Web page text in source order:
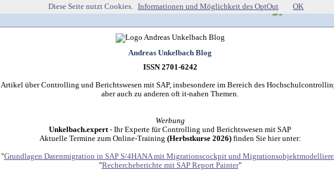
Andreas Unkelbach Blog
ISSN 2701-6242
Artikel über Controlling und Berichtswesen mit SAP, insbesondere im Bereich des
aber auch zu anderen oft it-nahen Themen.
Werbung
Unkelbach.expert- Ihr Experte für Controlling und Berichtswesen mit SAP
Aktuelle Termine zum Online-Training (Herbstkurse 2026)finden Sie hier unter:
"Grundlagen Datenmigration in SAP S/4HANA mit Migrationscockpit und
"Rechercheberichte mit SAP Report Painter"
Diese Seite nutzt Cookies. Informationen und Möglichkeit des OptOut OK